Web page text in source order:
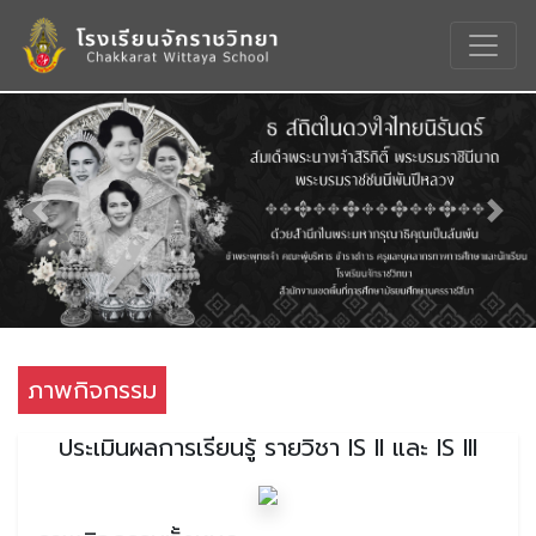
Previous Next
ภาพกิจกรรม
ประเมินผลการเรียนรู้ รายวิชา IS II และ IS III